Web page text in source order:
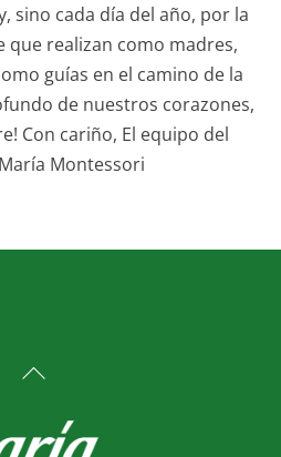
sino cada día del año, por la
realizan como madres,
guías en el camino de la
de nuestros corazones,
Con cariño, El equipo del
Montessori
Back